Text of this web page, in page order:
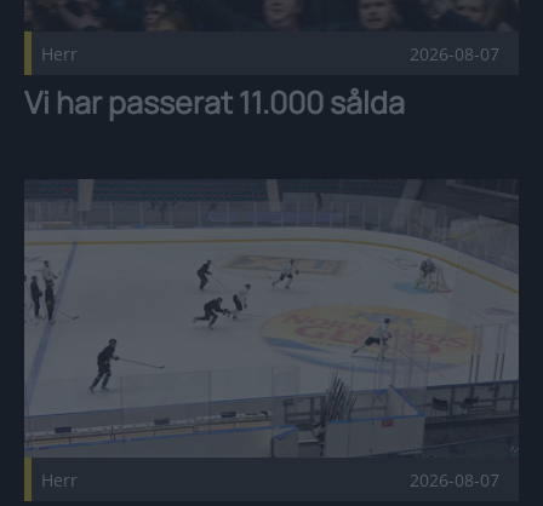
Herr 2026-08-07
Vi har passerat 11.000 sålda
Svartgul upptakt på söndag! Publicerad 2026-08-07
Herr 2026-08-07